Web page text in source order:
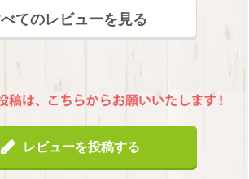
けど正解だったかな。次は民族調のデザ
てみます。
中 の評価
、アレルギー制御に魅かれました
てのレビューを見る
レビューを投稿する